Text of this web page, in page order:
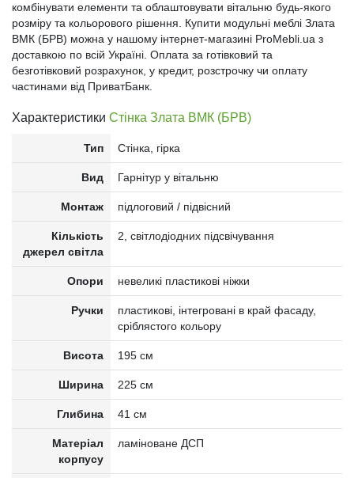
комбінувати елементи та облаштовувати вітальню будь-якого
розміру та кольорового рішення. Купити модульні меблі Злата
ВМК (БРВ) можна у нашому інтернет-магазині ProMebli.ua з
доставкою по всій Україні. Оплата за готівковий та
безготівковий розрахунок, у кредит, розстрочку чи оплату
частинами від ПриватБанк.
Характеристики Стінка Злата ВМК (БРВ)
Тип Стінка, гірка
Вид Гарнітур у вітальню
Монтаж підлоговий / підвісний
Кількість
джерел світла
2, світлодіодних підсвічування
Опори невеликі пластикові ніжки
Ручки
пластикові, інтегровані в край фасаду,
сріблястого кольору
Висота 195 см
Ширина 225 см
Глибина 41 см
Матеріал
корпусу
ламіноване ДСП